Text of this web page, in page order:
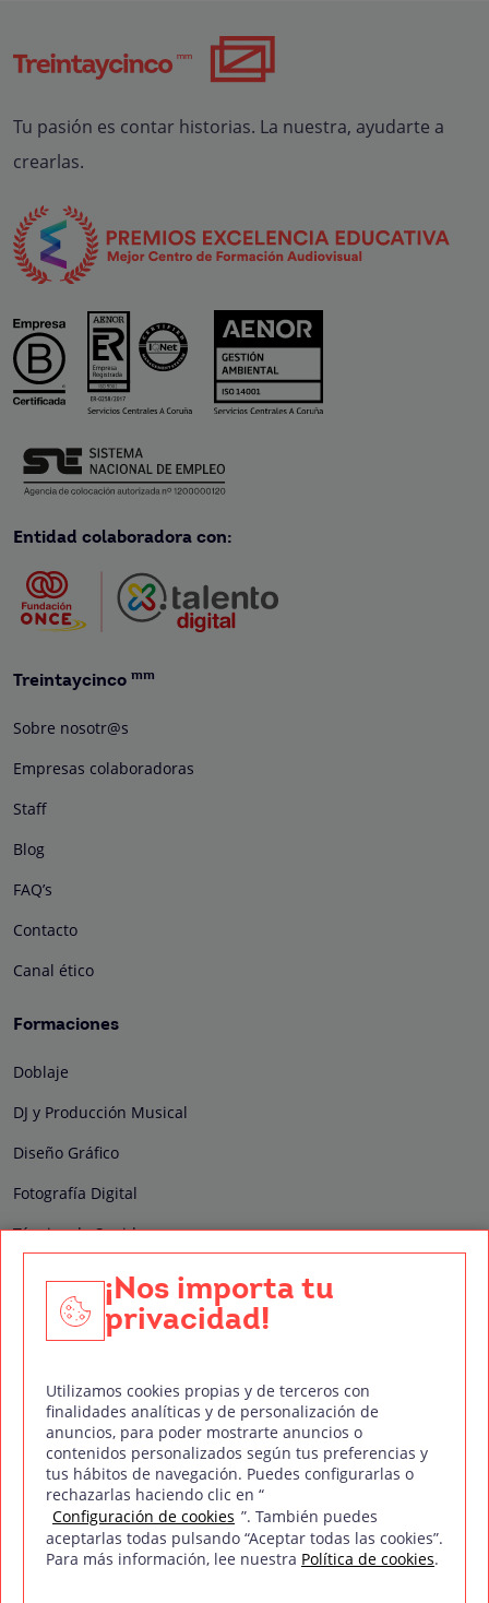
Tu pasión es contar historias. La nuestra, ayudarte a
crearlas.
Entidad colaboradora con:
Treintaycinco mm
Sobre nosotr@s
Empresas colaboradoras
Staff
Blog
FAQ’s
Contacto
Canal ético
Formaciones
Doblaje
DJ y Producción Musical
Diseño Gráfico
Fotografía Digital
Técnico de Sonido
Edición y Postproducción de Vídeo
Nuestros sellos de calidad
Síguenos en Redes Sociales
Política de privacidad Política de cookies
Aviso legal
¡Nos importa tu
privacidad!
Utilizamos cookies propias y de terceros con
finalidades analíticas y de personalización de
anuncios, para poder mostrarte anuncios o
contenidos personalizados según tus preferencias y
tus hábitos de navegación. Puedes configurarlas o
rechazarlas haciendo clic en “
Configuración de cookies ”. También puedes
aceptarlas todas pulsando “Aceptar todas las cookies”.
Para más información, lee nuestra Política de cookies.